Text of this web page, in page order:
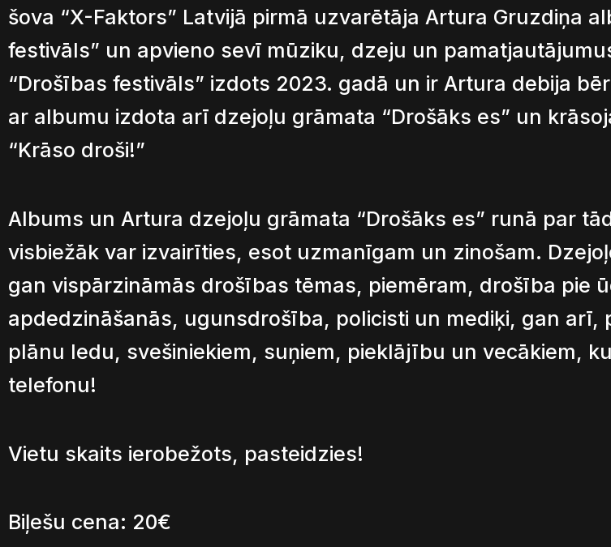
šova “X-Faktors” Latvijā pirmā uzvarētāja Artura Gruzdiņa
festivāls” un apvieno sevī mūziku, dzeju un
“Drošības festivāls” izdots 2023. gadā un ir Artura debija
ar albumu izdota arī dzejoļu grāmata “Drošāks es” un
“Krāso droši!”
Albums un Artura dzejoļu grāmata “Drošāks es” runā par
visbiežāk var izvairīties, esot uzmanīgam un zinošam.
gan vispārzināmās drošības tēmas, piemēram, drošība pie
apdedzināšanās, ugunsdrošība, policisti un mediķi, gan arī,
plānu ledu, svešiniekiem, suņiem, pieklājību un vecākiem,
telefonu!
Vietu skaits ierobežots, pasteidzies!
Biļešu cena: 20€